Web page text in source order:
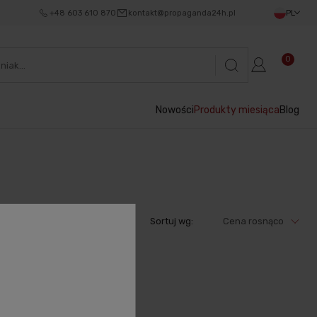
+48 603 610 870 kontakt@propaganda24h.pl PL
0
NowościProdukty miesiącaBlog
Sortuj wg: Cena rosnąco